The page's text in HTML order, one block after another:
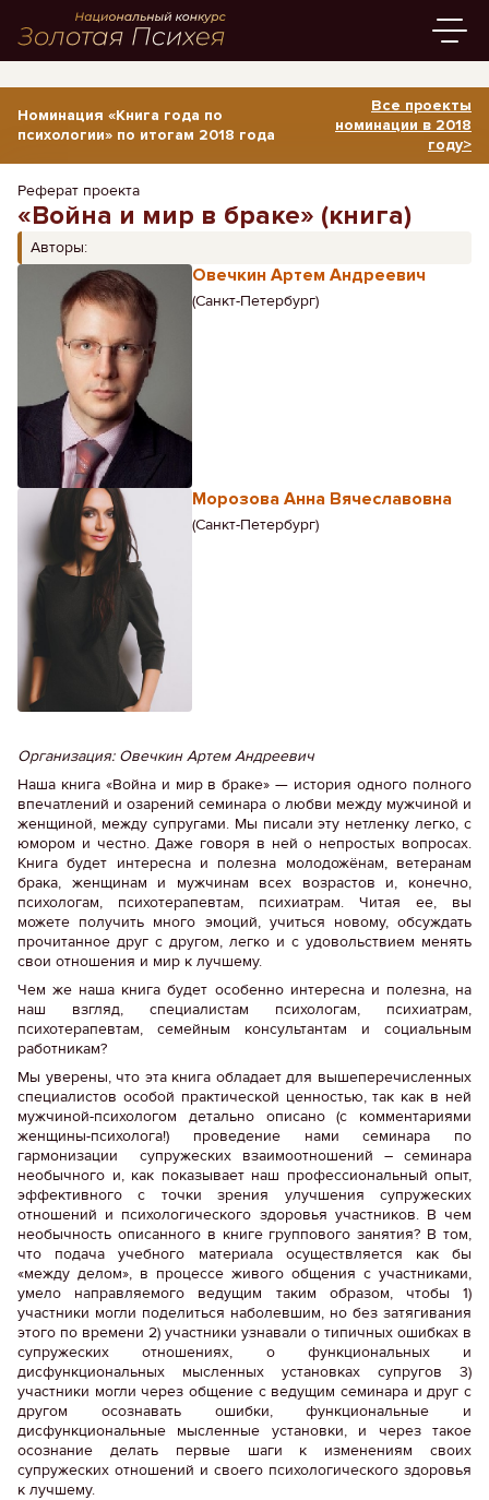
Номинация «Книга года по
психологии» по итогам 2018 года
Все проекты
номинации в 2018
году>
Реферат проекта
«Война и мир в браке» (книга)
Авторы:
Овечкин Артем Андреевич
(Санкт-Петербург)
Морозова Анна Вячеславовна
(Санкт-Петербург)
Организация: Овечкин Артем Андреевич
Наша книга «Война и мир в браке» — история одного полного
впечатлений и озарений семинара о любви между мужчиной и
женщиной, между супругами. Мы писали эту нетленку легко, с
юмором и честно. Даже говоря в ней о непростых вопросах.
Книга будет интересна и полезна молодожёнам, ветеранам
брака, женщинам и мужчинам всех возрастов и, конечно,
психологам, психотерапевтам, психиатрам. Читая ее, вы
можете получить много эмоций, учиться новому, обсуждать
прочитанное друг с другом, легко и с удовольствием менять
свои отношения и мир к лучшему.
Чем же наша книга будет особенно интересна и полезна, на
наш взгляд, специалистам психологам, психиатрам,
психотерапевтам, семейным консультантам и социальным
работникам?
Мы уверены, что эта книга обладает для вышеперечисленных
специалистов особой практической ценностью, так как в ней
мужчиной-психологом детально описано (с комментариями
женщины-психолога!) проведение нами семинара по
гармонизации супружеских взаимоотношений – семинара
необычного и, как показывает наш профессиональный опыт,
эффективного с точки зрения улучшения супружеских
отношений и психологического здоровья участников. В чем
необычность описанного в книге группового занятия? В том,
что подача учебного материала осуществляется как бы
«между делом», в процессе живого общения с участниками,
умело направляемого ведущим таким образом, чтобы 1)
участники могли поделиться наболевшим, но без затягивания
этого по времени 2) участники узнавали о типичных ошибках в
супружеских отношениях, о функциональных и
дисфункциональных мысленных установках супругов 3)
участники могли через общение с ведущим семинара и друг с
другом осознавать ошибки, функциональные и
дисфункциональные мысленные установки, и через такое
осознание делать первые шаги к изменениям своих
супружеских отношений и своего психологического здоровья
к лучшему.